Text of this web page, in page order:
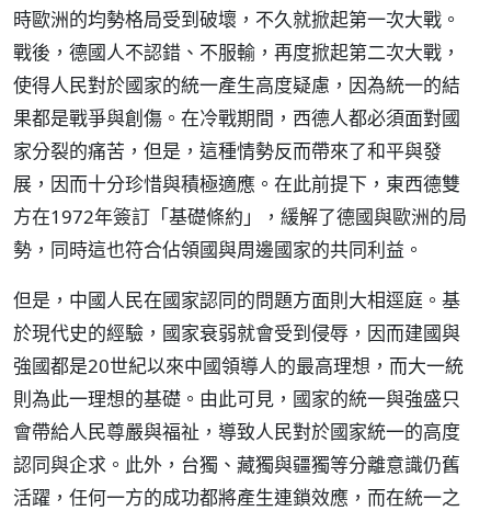
時歐洲的均勢格局受到破壞，不久就掀起第一次大戰。
戰後，德國人不認錯、不服輸，再度掀起第二次大戰，
使得人民對於國家的統一產生高度疑慮，因為統一的結
果都是戰爭與創傷。在冷戰期間，西德人都必須面對國
家分裂的痛苦，但是，這種情勢反而帶來了和平與發
展，因而十分珍惜與積極適應。在此前提下，東西德雙
方在1972年簽訂「基礎條約」，緩解了德國與歐洲的局
勢，同時這也符合佔領國與周邊國家的共同利益。
但是，中國人民在國家認同的問題方面則大相逕庭。基
於現代史的經驗，國家衰弱就會受到侵辱，因而建國與
強國都是20世紀以來中國領導人的最高理想，而大一統
則為此一理想的基礎。由此可見，國家的統一與強盛只
會帶給人民尊嚴與福祉，導致人民對於國家統一的高度
認同與企求。此外，台獨、藏獨與疆獨等分離意識仍舊
活躍，任何一方的成功都將產生連鎖效應，而在統一之